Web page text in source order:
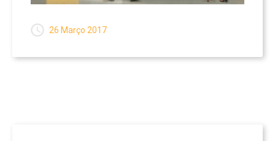
26 Março 2017